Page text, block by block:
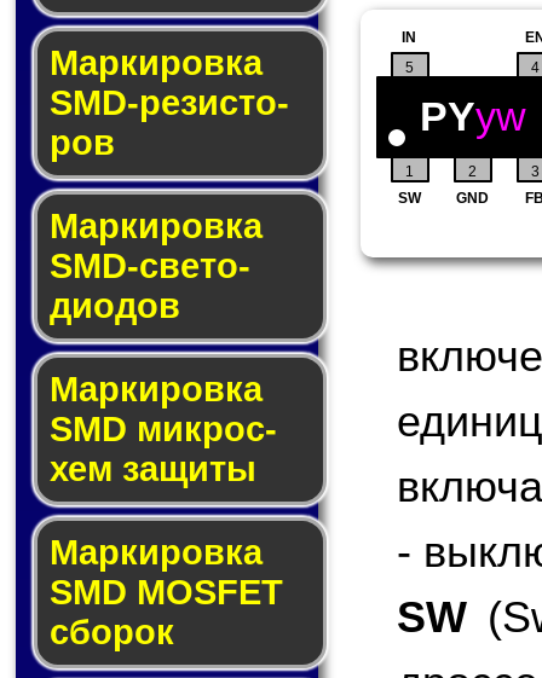
Маркировка
SMD-ре­зис­то­
ров
Маркировка
SMD-све­то­
дио­дов
Мар­ки­ров­ка
SMD мик­рос­
хем защиты
Мар­ки­ров­ка
SMD MOSFET
сбо­рок
1 2 3
4
SW GND
5
IN
PYyw
-
SW